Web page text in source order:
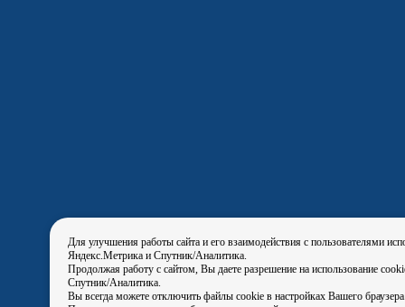
Для улучшения работы сайта и его взаимодействия с пользователями
Яндекс.Метрика и Спутник/Аналитика.
Продолжая работу с сайтом, Вы даете разрешение на использование
Спутник/Аналитика.
Вы всегда можете отключить файлы cookie в настройках Вашего